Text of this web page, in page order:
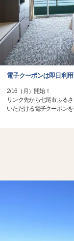
電子クーポンは即日利
2/16（月）開始！
リンク先から七尾市ふる
いただける電子クーポン